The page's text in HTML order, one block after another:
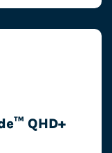
QHD+